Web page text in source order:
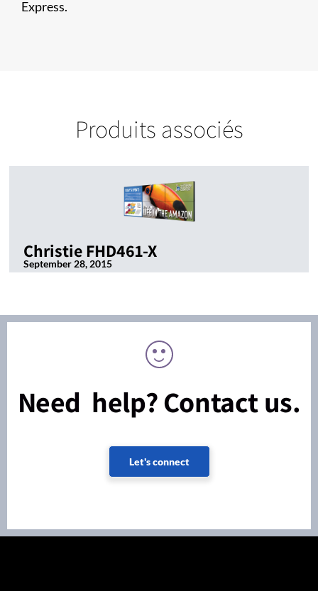
Express.
Produits associés
Christie FHD461-X
September 28, 2015
Need help? Contact us.
Let's connect